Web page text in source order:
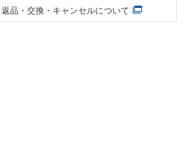
返品・交換・キャンセルについて